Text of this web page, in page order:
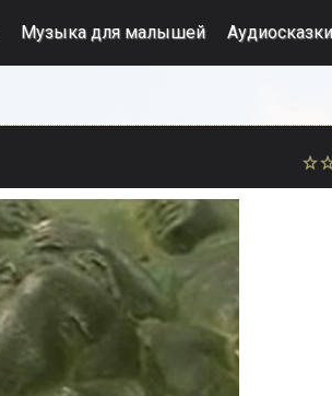
Музыка для малышей Аудиосказки